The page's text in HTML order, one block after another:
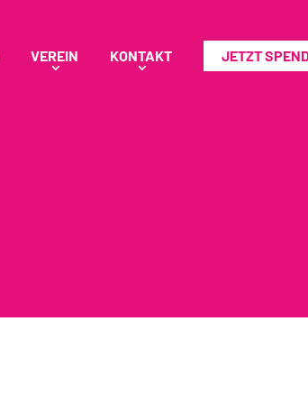
VEREIN KONTAKT JETZT